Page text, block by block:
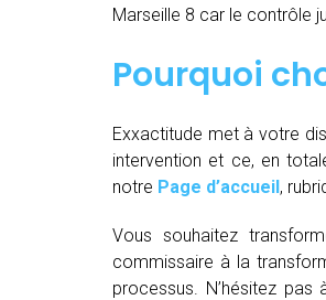
Marseille 8 car le contrôle
Pourquoi
Exxactitude met à votre
intervention et ce, en
notre Page d’accueil,
Vous souhaitez
commissaire à la
processus. N’hésitez